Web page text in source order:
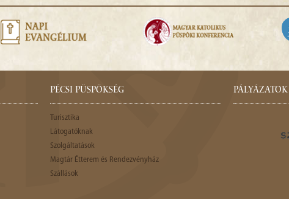
PÉCSI PÜSPÖKSÉG
Turisztika
Látogatóknak
Szolgáltatások
Magtár Étterem és Rendezvényház
Szállások
PÁLYÁZATOK